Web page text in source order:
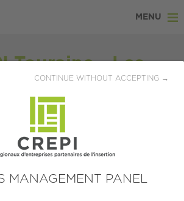
MANAGEMENT PANEL
CONTINUE WITHOUT ACCEPTING →
MENU
Touraine - Les
du CHRU
Publiée le 14/01/2022